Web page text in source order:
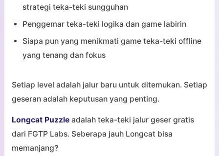
strategi teka-teki sungguhan
Penggemar teka-teki logika dan game labirin
Siapa pun yang menikmati game teka-teki offline
yang tenang dan fokus
Setiap level adalah jalur baru untuk ditemukan. Setiap
geseran adalah keputusan yang penting.
Longcat Puzzle adalah teka-teki jalur geser gratis
dari FGTP Labs. Seberapa jauh Longcat bisa
memanjang?